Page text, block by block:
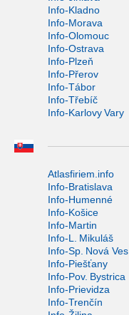
Info-Kladno
Info-Morava
Info-Olomouc
Info-Ostrava
Info-Plzeň
Info-Přerov
Info-Tábor
Info-Třebíč
Info-Karlovy Vary
Atlasfiriem.info
Info-Bratislava
Info-Humenné
Info-Košice
Info-Martin
Info-L. Mikuláš
Info-Sp. Nová Ves
Info-Piešťany
Info-Pov. Bystrica
Info-Prievidza
Info-Trenčín